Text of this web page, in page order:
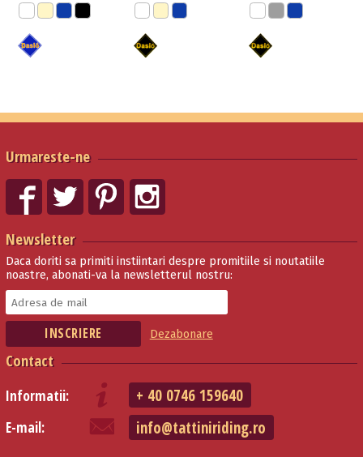
Urmareste-ne
Newsletter
Daca doriti sa primiti instiintari despre promitiile si noutatiile
noastre, abonati-va la newsletterul nostru:
Dezabonare
Contact
Informatii: + 40 0746 159640
E-mail: info@tattiniriding.ro